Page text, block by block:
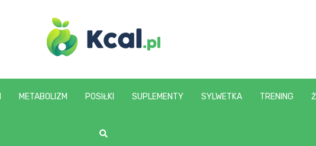
www.kcal.pl
METABOLIZM POSIŁKI SUPLEMENTY SYLWETKA TRENING